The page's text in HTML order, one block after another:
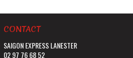
CONTACT
SAIGON EXPRESS LANESTER
02 97 76 68 52